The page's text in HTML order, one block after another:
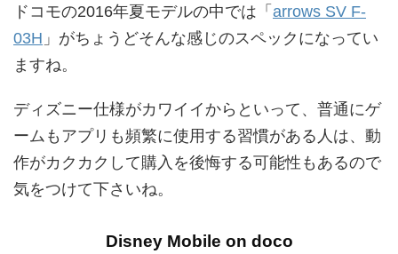
ドコモの2016年夏モデルの中では「 arrows SV F-
03H 」がちょうどそんな感じのスペックになってい
ますね。
ディズニー仕様がカワイイからといって、普通にゲ
ームもアプリも頻繁に使用する習慣がある人は、動
作がカクカクして購入を後悔する可能性もあるので
気をつけて下さいね。
Disney Mobile on doco